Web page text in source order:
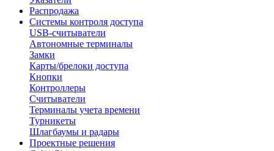
Распродажа
Системы контроля доступа
USB-считыватели
Автономные терминалы
Замки
Карты/брелоки доступа
Кнопки
Контроллеры
Считыватели
Терминалы учета времени
Турникеты
Шлагбаумы и радары
Проектные решения